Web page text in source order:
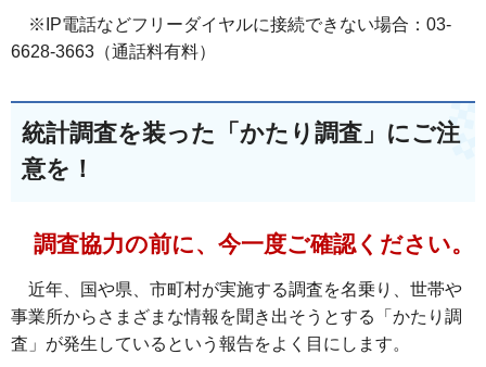
※IP電話などフリーダイヤルに接続できない場合：03-
6628-3663（通話料有料）
統計調査を装った「かたり調査」にご注
意を！
調査協力の前に、今一度ご確認ください。
近年、国や県、市町村が実施する調査を名乗り、世帯や
事業所からさまざまな情報を聞き出そうとする「かたり調
査」が発生しているという報告をよく目にします。